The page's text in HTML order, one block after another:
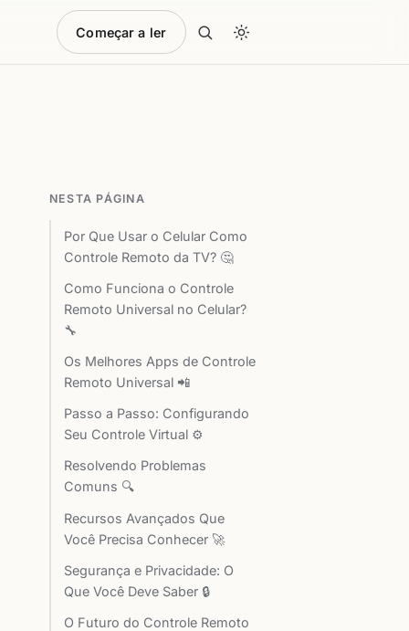
Começar a ler
NESTA PÁGINA
Por Que Usar o Celular Como
Controle Remoto da TV? 🤔
Como Funciona o Controle
Remoto Universal no Celular?
🔧
Os Melhores Apps de Controle
Remoto Universal 📲
Passo a Passo: Configurando
Seu Controle Virtual ⚙️
Resolvendo Problemas
Comuns 🔍
Recursos Avançados Que
Você Precisa Conhecer 🚀
Segurança e Privacidade: O
Que Você Deve Saber 🔒
O Futuro do Controle Remoto